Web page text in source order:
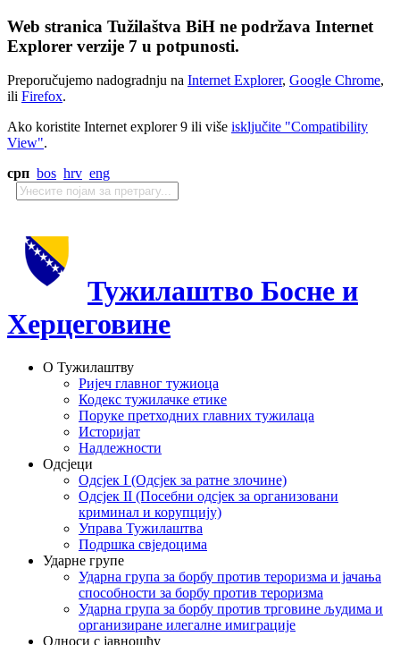
Web stranica Tužilaštva BiH ne podržava Internet
Explorer verzije 7 u potpunosti.
Preporučujemo nadogradnju na Internet Explorer, Google Chrome,
ili Firefox.
Ako koristite Internet explorer 9 ili više isključite "Compatibility
View".
срп bos hrv eng
Тужилаштво Босне и
Херцеговине
О Тужилаштву
Ријеч главног тужиоца
Кодекс тужилачке етике
Поруке претходних главних тужилаца
Историјат
Надлежности
Одсјеци
Одсјек I (Одсјек за ратне злочине)
Одсјек II (Посебни одсјек за организовани
криминал и корупцију)
Управа Тужилаштва
Подршка свједоцима
Ударне групе
Ударна група за борбу против тероризма и јачања
способности за борбу против тероризма
Ударна група за борбу против трговине људима и
организиране илегалне имиграције
Односи с јавношћу